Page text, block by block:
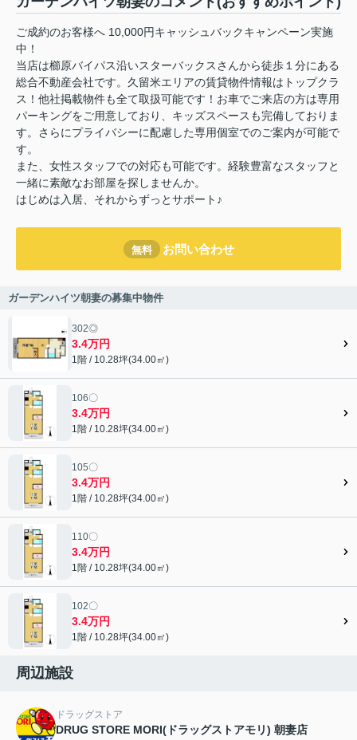
ご成約のお客様へ 10,000円キャッシュバックキャンペーン実施
中！
当店は櫛原バイパス沿いスターバックスさんから徒歩１分にある
総合不動産会社です。久留米エリアの賃貸物件情報はトップクラ
ス！他社掲載物件も全て取扱可能です！お車でご来店の方は専用
パーキングをご用意しており、キッズスペースも完備しておりま
す。さらにプライバシーに配慮した専用個室でのご案内が可能で
す。
また、女性スタッフでの対応も可能です。経験豊富なスタッフと
一緒に素敵なお部屋を探しませんか。
はじめは入居、それからずっとサポート♪
無料 お問い合わせ
ガーデンハイツ朝妻の募集中物件
302◎
3.4万円
1階 / 10.28坪(34.00㎡)
106〇
3.4万円
1階 / 10.28坪(34.00㎡)
105〇
3.4万円
1階 / 10.28坪(34.00㎡)
110〇
3.4万円
1階 / 10.28坪(34.00㎡)
102〇
3.4万円
1階 / 10.28坪(34.00㎡)
周辺施設
ドラッグストア
DRUG STORE MORI(ドラッグストアモリ) 朝妻店